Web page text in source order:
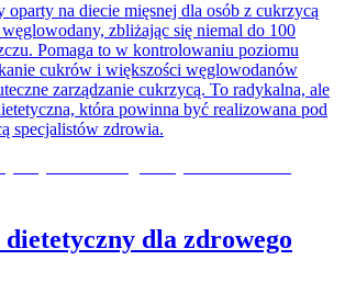
oparty na diecie mięsnej dla osób z cukrzycą
zbliżając się niemal do 100
Pomaga to w kontrolowaniu poziomu
cukrów i większości węglowodanów
zarządzanie cukrzycą. To radykalna, ale
która powinna być realizowana pod
specjalistów zdrowia.
dla zdrowego